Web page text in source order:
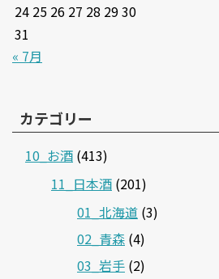
24 25 26 27 28 2930
31
« 7月
カテゴリー
10_お酒 (413)
11_日本酒 (201)
01_北海道 (3)
02_青森 (4)
03_岩手 (2)